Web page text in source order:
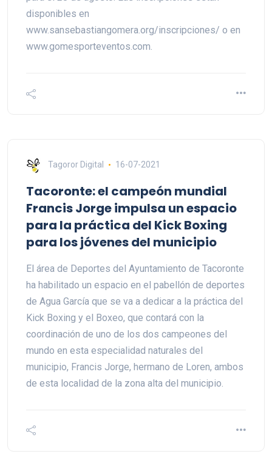
disponibles en
www.sansebastiangomera.org/inscripciones/ o en
www.gomesporteventos.com.
Tagoror Digital 16-07-2021
Tacoronte: el campeón mundial
Francis Jorge impulsa un espacio
para la práctica del Kick Boxing
para los jóvenes del municipio
El área de Deportes del Ayuntamiento de Tacoronte
ha habilitado un espacio en el pabellón de deportes
de Agua García que se va a dedicar a la práctica del
Kick Boxing y el Boxeo, que contará con la
coordinación de uno de los dos campeones del
mundo en esta especialidad naturales del
municipio, Francis Jorge, hermano de Loren, ambos
de esta localidad de la zona alta del municipio.